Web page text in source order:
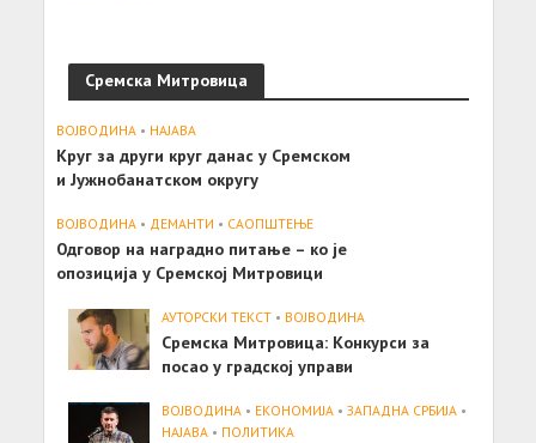
Сремска Митровица
ВОЈВОДИНА • НАЈАВА
Круг за други круг данас у Сремском
и Јужнобанатском округу
ВОЈВОДИНА • ДЕМАНТИ • САОПШТЕЊE
Одговор на наградно питање – ко је
опозиција у Сремској Митровици
АУТОРСКИ ТЕКСТ • ВОЈВОДИНА
Сремска Митровица: Конкурси за
посао у градској управи
ВОЈВОДИНА • ЕКОНОМИЈА • ЗАПАДНА СРБИЈА •
НАЈАВА • ПОЛИТИКА